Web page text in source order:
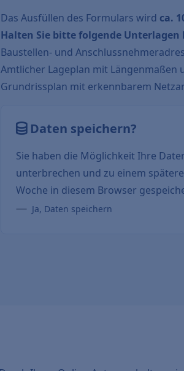
Das Ausfüllen des Formulars wird ca.
Halten Sie bitte folgende Unterlagen
Baustellen- und
Amtlicher Lageplan mit Längenmaßen
Grundrissplan mit erkennbarem
Daten speichern?
Sie haben die Möglichkeit Ihre
unterbrechen und zu einem
Woche in diesem Browser
Ja, Daten speichern